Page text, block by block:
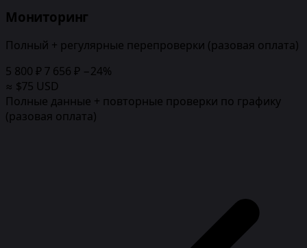
Мониторинг
Полный + регулярные перепроверки (разовая оплата)
5 800 ₽ 7 656 ₽ −24%
≈ $75 USD
Полные данные + повторные проверки по графику
(разовая оплата)